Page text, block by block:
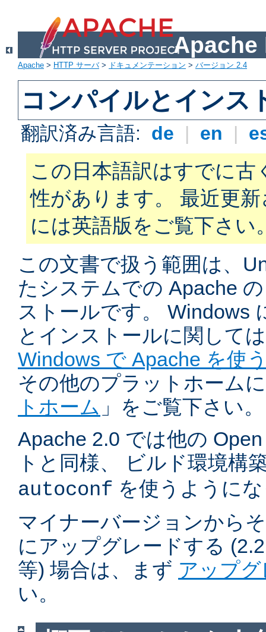
Apache
Apache > HTTP サーバ> ドキュメンテーション > バージョン 2.4
コンパイルとインス
翻訳済み言語: de | en |
この日本語訳はすでに古
性があります。 最近更
には英語版をご覧下さい
この文書で扱う範囲は、
たシステムでの Apache
ストールです。 Windows
とインストールに関して
Windows で Apache を使
その他のプラットホーム
トホーム 」をご覧下さい。
Apache 2.0 では他の
トと同様、 ビルド環境構
autoconf を使うように
マイナーバージョンから
にアップグレードする
等) 場合は、まず アップ
い。